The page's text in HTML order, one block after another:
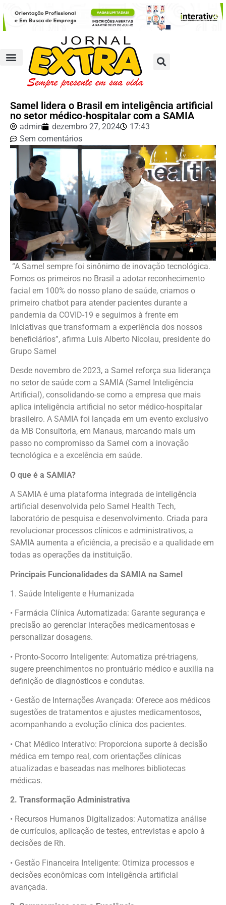
Samel lidera o Brasil em inteligência artificial
no setor médico-hospitalar com a SAMIA
admin dezembro 27, 2024
17:43
Sem comentários
“A Samel sempre foi sinônimo de inovação tecnológica.
Fomos os primeiros no Brasil a adotar reconhecimento
facial em 100% do nosso plano de saúde, criamos o
primeiro chatbot para atender pacientes durante a
pandemia da COVID-19 e seguimos à frente em
iniciativas que transformam a experiência dos nossos
beneficiários”, afirma Luis Alberto Nicolau, presidente do
Grupo Samel
Desde novembro de 2023, a Samel reforça sua liderança
no setor de saúde com a SAMIA (Samel Inteligência
Artificial), consolidando-se como a empresa que mais
aplica inteligência artificial no setor médico-hospitalar
brasileiro. A SAMIA foi lançada em um evento exclusivo
da MB Consultoria, em Manaus, marcando mais um
passo no compromisso da Samel com a inovação
tecnológica e a excelência em saúde.
O que é a SAMIA?
A SAMIA é uma plataforma integrada de inteligência
artificial desenvolvida pelo Samel Health Tech,
laboratório de pesquisa e desenvolvimento. Criada para
revolucionar processos clínicos e administrativos, a
SAMIA aumenta a eficiência, a precisão e a qualidade em
todas as operações da instituição.
Principais Funcionalidades da SAMIA na Samel
1. Saúde Inteligente e Humanizada
• Farmácia Clínica Automatizada: Garante segurança e
precisão ao gerenciar interações medicamentosas e
personalizar dosagens.
• Pronto-Socorro Inteligente: Automatiza pré-triagens,
sugere preenchimentos no prontuário médico e auxilia na
definição de diagnósticos e condutas.
• Gestão de Internações Avançada: Oferece aos médicos
sugestões de tratamentos e ajustes medicamentosos,
acompanhando a evolução clínica dos pacientes.
• Chat Médico Interativo: Proporciona suporte à decisão
médica em tempo real, com orientações clínicas
atualizadas e baseadas nas melhores bibliotecas
médicas.
2. Transformação Administrativa
• Recursos Humanos Digitalizados: Automatiza análise
de currículos, aplicação de testes, entrevistas e apoio à
decisões de Rh.
• Gestão Financeira Inteligente: Otimiza processos e
decisões econômicas com inteligência artificial
avançada.